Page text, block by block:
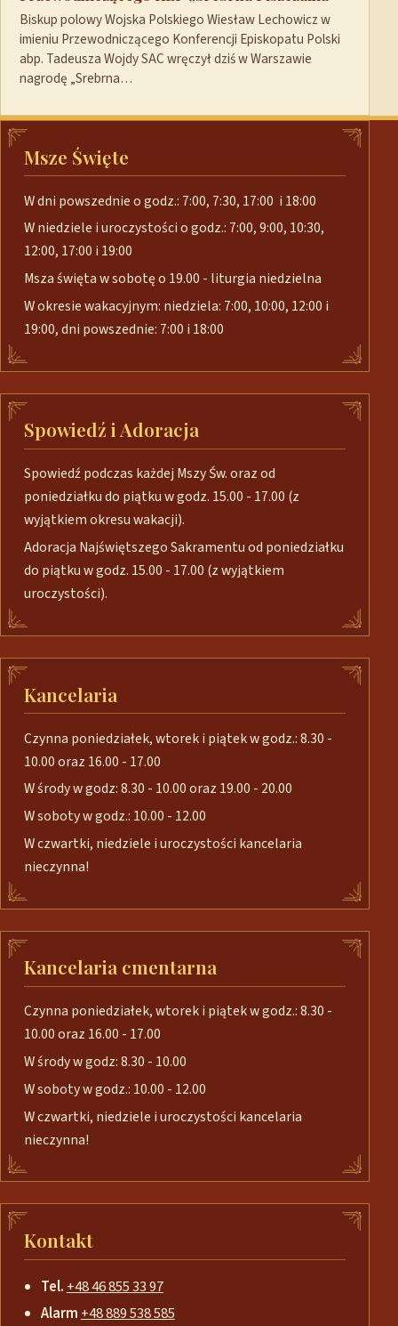
Biskup polowy Wojska Polskiego Wiesław Lechowicz w
imieniu Przewodniczącego Konferencji Episkopatu Polski
abp. Tadeusza Wojdy SAC wręczył dziś w Warszawie
nagrodę „Srebrna…
Msze Święte
W dni powszednie o godz.: 7:00, 7:30, 17:00 i 18:00
W niedziele i uroczystości o godz.: 7:00, 9:00, 10:30,
12:00, 17:00 i 19:00
Msza święta w sobotę o 19.00 - liturgia niedzielna
W okresie wakacyjnym: niedziela: 7:00, 10:00, 12:00 i
19:00, dni powszednie: 7:00 i 18:00
Spowiedź i Adoracja
Spowiedź podczas każdej Mszy Św. oraz od
poniedziałku do piątku w godz. 15.00 - 17.00 (z
wyjątkiem okresu wakacji).
Adoracja Najświętszego Sakramentu od poniedziałku
do piątku w godz. 15.00 - 17.00 (z wyjątkiem
uroczystości).
Kancelaria
Czynna poniedziałek, wtorek i piątek w godz.: 8.30 -
10.00 oraz 16.00 - 17.00
W środy w godz: 8.30 - 10.00 oraz 19.00 - 20.00
W soboty w godz.: 10.00 - 12.00
W czwartki, niedziele i uroczystości kancelaria
nieczynna!
Kancelaria cmentarna
Czynna poniedziałek, wtorek i piątek w godz.: 8.30 -
10.00 oraz 16.00 - 17.00
W środy w godz: 8.30 - 10.00
W soboty w godz.: 10.00 - 12.00
W czwartki, niedziele i uroczystości kancelaria
nieczynna!
Kontakt
Tel. +48 46 855 33 97
Alarm+48 889 538 585